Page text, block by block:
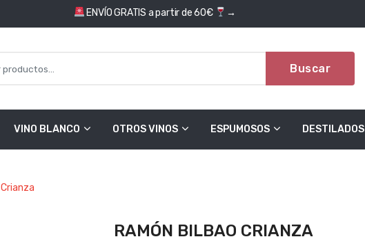
ENVÍO GRATIS a partir de 60€ →
Buscar
VINO BLANCO OTROS VINOS ESPUMOSOS DESTILADOS
RAMÓN BILBAO CRIANZA